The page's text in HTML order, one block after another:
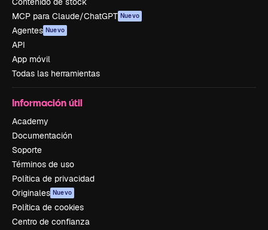
MCP para Claude/ChatGPT Nuevo
Agentes Nuevo
API
App móvil
Todas las herramientas
Información útil
Academy
Documentación
Soporte
Términos de uso
Política de privacidad
Originales Nuevo
Política de cookies
Centro de confianza